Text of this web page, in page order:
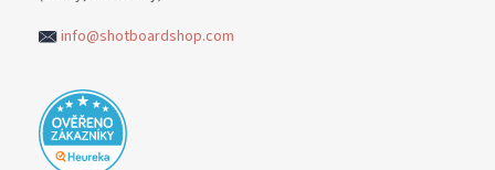
info@shotboardshop.com